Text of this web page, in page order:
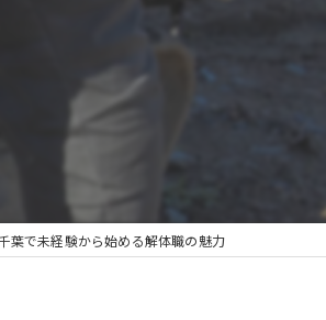
葉で未経験から始める解体職の魅力